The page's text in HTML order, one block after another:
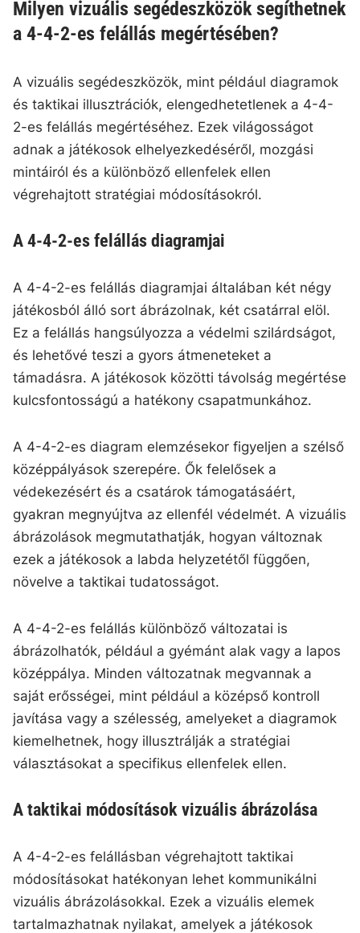
Milyen vizuális segédeszközök segíthetnek
a 4-4-2-es felállás megértésében?
A vizuális segédeszközök, mint például diagramok
és taktikai illusztrációk, elengedhetetlenek a 4-4-
2-es felállás megértéséhez. Ezek világosságot
adnak a játékosok elhelyezkedéséről, mozgási
mintáiról és a különböző ellenfelek ellen
végrehajtott stratégiai módosításokról.
A 4-4-2-es felállás diagramjai
A 4-4-2-es felállás diagramjai általában két négy
játékosból álló sort ábrázolnak, két csatárral elöl.
Ez a felállás hangsúlyozza a védelmi szilárdságot,
és lehetővé teszi a gyors átmeneteket a
támadásra. A játékosok közötti távolság megértése
kulcsfontosságú a hatékony csapatmunkához.
A 4-4-2-es diagram elemzésekor figyeljen a szélső
középpályások szerepére. Ők felelősek a
védekezésért és a csatárok támogatásáért,
gyakran megnyújtva az ellenfél védelmét. A vizuális
ábrázolások megmutathatják, hogyan változnak
ezek a játékosok a labda helyzetétől függően,
növelve a taktikai tudatosságot.
A 4-4-2-es felállás különböző változatai is
ábrázolhatók, például a gyémánt alak vagy a lapos
középpálya. Minden változatnak megvannak a
saját erősségei, mint például a középső kontroll
javítása vagy a szélesség, amelyeket a diagramok
kiemelhetnek, hogy illusztrálják a stratégiai
választásokat a specifikus ellenfelek ellen.
A taktikai módosítások vizuális ábrázolása
A 4-4-2-es felállásban végrehajtott taktikai
módosításokat hatékonyan lehet kommunikálni
vizuális ábrázolásokkal. Ezek a vizuális elemek
tartalmazhatnak nyilakat, amelyek a játékosok